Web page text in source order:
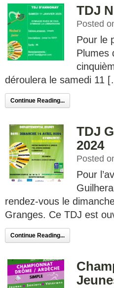
TDJ
Posted
Pour le
Plumes
déroulera le samedi 11
Continue Reading...
TDJ
2024
Posted
Pour
rendez-vous le
Granges. Ce TDJ est
Continue Reading...